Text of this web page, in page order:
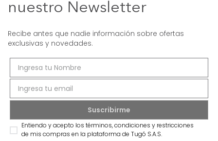
nuestro Newsletter
Recibe antes que nadie información sobre ofertas
exclusivas y novedades.
Entiendo y acepto los términos, condiciones y restricciones
de mis compras en la plataforma de Tugó S.A.S.